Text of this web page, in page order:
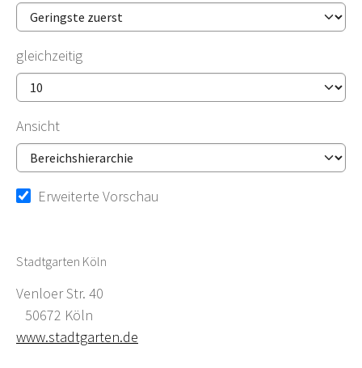
gleichzeitig
Ansicht
Erweiterte Vorschau
Stadtgarten Köln
Venloer Str. 40
50672 Köln
www.stadtgarten.de